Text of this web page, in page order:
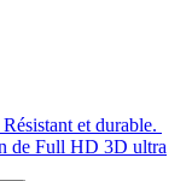
et durable.
de Full HD 3D ultra